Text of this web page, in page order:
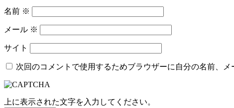
名前 ※
メール ※
サイト
次回のコメントで使用するためブラウザーに自分の名前、メ
上に表示された文字を入力してください。